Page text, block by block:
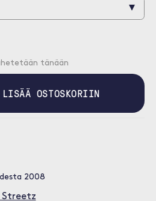
▾
tänään
LISÄÄ OSTOSKORIIN
2008